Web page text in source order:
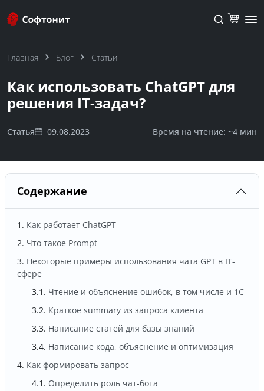
Главная Блог Статьи
Как использовать ChatGPT для
решения IT-задач?
Статья 09.08.2023 Время на чтение: ~4 мин
Содержание
Как работает ChatGPT
Что такое Prompt
Некоторые примеры использования чата GPT в IT-
сфере
Чтение и объяснение ошибок, в том числе и 1С
Краткое summary из запроса клиента
Написание статей для базы знаний
Написание кода, объяснение и оптимизация
Как формировать запрос
Определить роль чат-бота